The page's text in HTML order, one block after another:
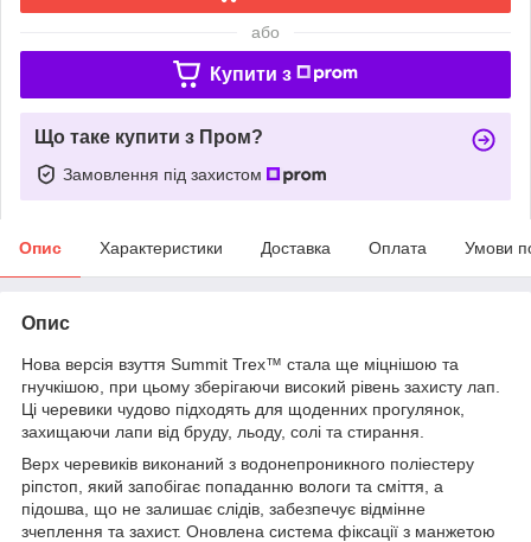
або
Купити з
Що таке купити з Пром?
Замовлення під захистом
Опис Характеристики Доставка Оплата Умови
Опис
Нова версія взуття Summit Trex™ стала ще міцнішою та
гнучкішою, при цьому зберігаючи високий рівень захисту лап.
Ці черевики чудово підходять для щоденних прогулянок,
захищаючи лапи від бруду, льоду, солі та стирання.
Верх черевиків виконаний з водонепроникного поліестеру
ріпстоп, який запобігає попаданню вологи та сміття, а
підошва, що не залишає слідів, забезпечує відмінне
зчеплення та захист. Оновлена система фіксації з манжетою